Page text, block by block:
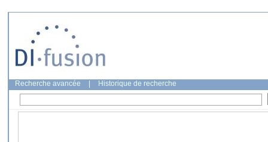
Recherche avancée Historique de recherche